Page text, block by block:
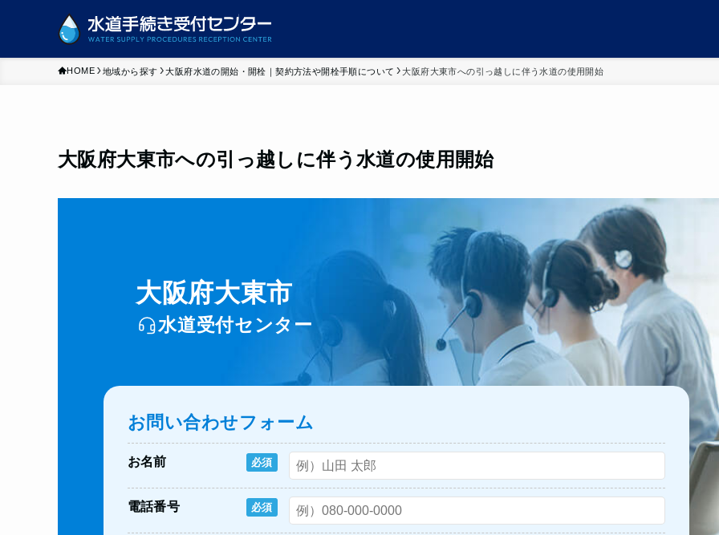
HOME 地域から探す 大阪府水道の開始・開栓｜契約方法や開栓手順について 大阪府大東市への引っ越しに伴う水道の使用開始
大阪府大東市への引っ越しに伴う水道の使用開始
大阪府大東市
水道受付センター
お問い合わせフォーム
お名前 必須
電話番号 必須